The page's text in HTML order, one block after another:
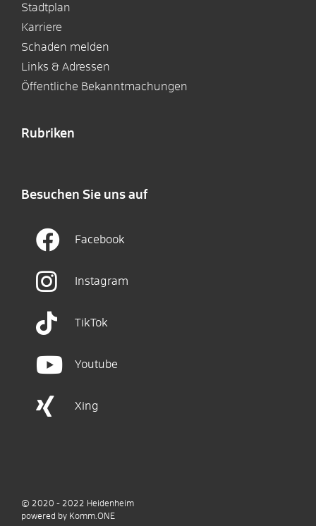
Stadtplan
Karriere
Schaden melden
Links & Adressen
Öffentliche Bekanntmachungen
Rubriken
Besuchen Sie uns auf
Facebook
Instagram
TikTok
Youtube
Xing
© 2020 - 2022 Heidenheim
powered by Komm.ONE